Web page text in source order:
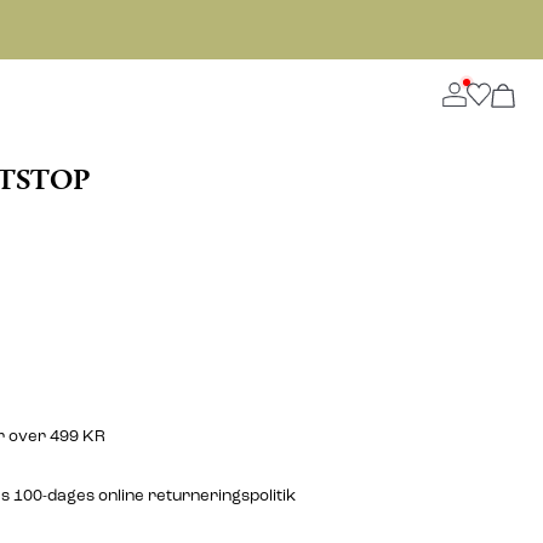
over 499 KR
100-dages online returneringspolitik